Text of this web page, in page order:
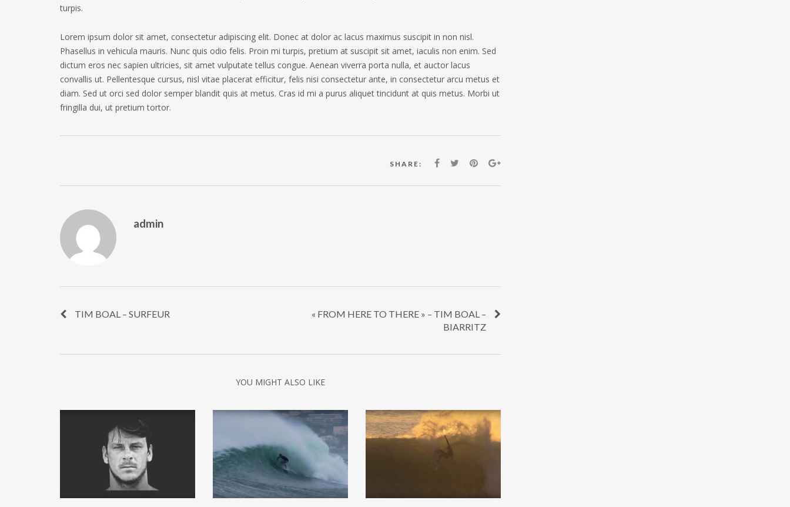
turpis.
Lorem ipsum dolor sit amet, consectetur adipiscing elit. Donec at dolor ac lacus maximus suscipit in non nisl.
Phasellus in vehicula mauris. Nunc quis odio felis. Proin mi turpis, pretium at suscipit sit amet, iaculis non enim. Sed
dictum eros nec sapien ultricies, sit amet vulputate tellus congue. Aenean viverra porta nulla, et auctor lacus
convallis ut. Pellentesque cursus, nisl vitae placerat efficitur, felis nisi consectetur ante, in consectetur arcu metus et
diam. Sed ut orci sed dolor semper blandit quis at metus. Cras id mi a purus aliquet tincidunt at quis metus. Morbi ut
fringilla dui, ut pretium tortor.
SHARE:
admin
TIM BOAL – SURFEUR
« FROM HERE TO THERE » – TIM BOAL –
BIARRITZ
YOU MIGHT ALSO LIKE